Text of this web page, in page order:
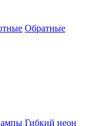
Обратные
Гибкий неон